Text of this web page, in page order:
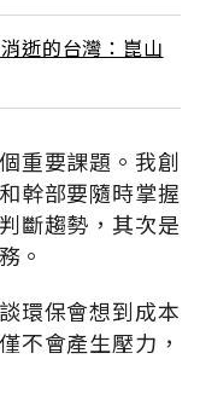
逝的台灣：崑山
重要課題。我創
幹部要隨時掌握
斷趨勢，其次是
。
環保會想到成本
不會產生壓力，